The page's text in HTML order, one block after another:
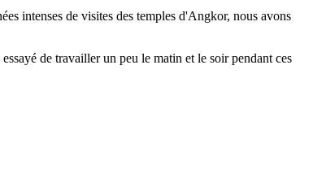
intenses de visites des temples d'Angkor, nous avons
de travailler un peu le matin et le soir pendant ces